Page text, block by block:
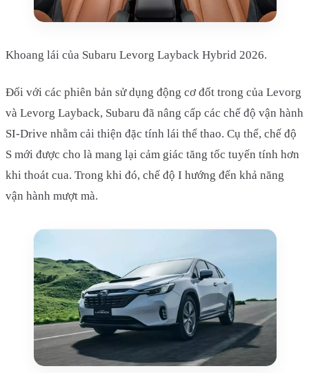
Khoang lái của Subaru Levorg Layback Hybrid 2026.
Đối với các phiên bản sử dụng động cơ đốt trong của Levorg
và Levorg Layback, Subaru đã nâng cấp các chế độ vận hành
SI-Drive nhằm cải thiện đặc tính lái thể thao. Cụ thể, chế độ
S mới được cho là mang lại cảm giác tăng tốc tuyến tính hơn
khi thoát cua. Trong khi đó, chế độ I hướng đến khả năng
vận hành mượt mà.